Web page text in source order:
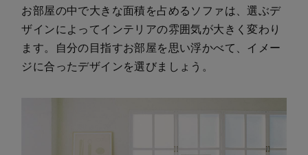
お部屋の中で大きな面積を占めるソファは、選ぶデ
ザインによってインテリアの雰囲気が大きく変わり
ます。自分の目指すお部屋を思い浮かべて、イメー
ジに合ったデザインを選びましょう。